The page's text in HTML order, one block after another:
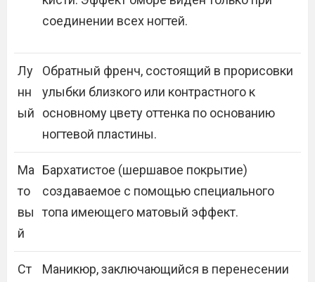
соединении всех ногтей.
Лу
нн
ый
Обратный френч, состоящий в прорисовки
улыбки близкого или контрастного к
основному цвету оттенка по основанию
ногтевой пластины.
Ма
то
вы
й
Бархатистое (шершавое покрытие)
создаваемое с помощью специального
топа имеющего матовый эффект.
Ст
Маникюр, заключающийся в перенесении